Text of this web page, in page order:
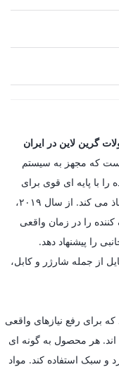
گرین لاین در ایران
است که مجهز به سیستم
را با پایه ای قوی برای
ارتقای مفاهیم و ایده ها در مدل های محصول اتخاذ می کند. از سال ۲۰۱۹،
را در زمان واقعی
را پیشنهاد دهد.
از جمله شارژر و کابل،
که برای رفع نیازهای واقعی
هر محصول به گونه ای
سبک استفاده کند. مواد